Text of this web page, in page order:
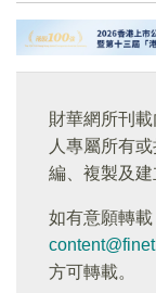
財華網所刊
人專屬所有
編、複製及建
如有意願轉
方可轉載。